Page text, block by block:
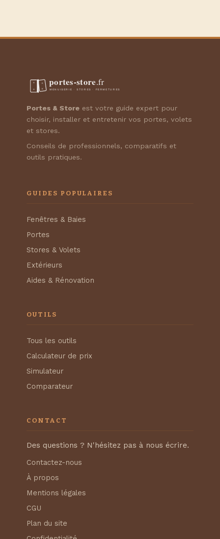
Portes & Store est votre guide expert pour
choisir, installer et entretenir vos portes, volets
et stores.
Conseils de professionnels, comparatifs et
outils pratiques.
GUIDES POPULAIRES
Fenêtres & Baies
Portes
Stores & Volets
Extérieurs
Aides & Rénovation
OUTILS
Tous les outils
Calculateur de prix
Simulateur
Comparateur
CONTACT
Des questions ? N'hésitez pas à nous écrire.
Contactez-nous
À propos
Mentions légales
CGU
Plan du site